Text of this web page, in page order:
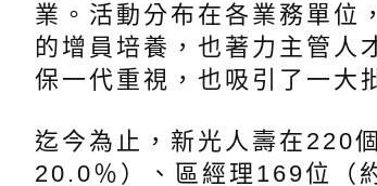
業。活動分布在各業務單位
的增員培養，也著力主管人
保一代重視，也吸引了一大
迄今為止，新光人壽在220
20.0％）、區經理169位（